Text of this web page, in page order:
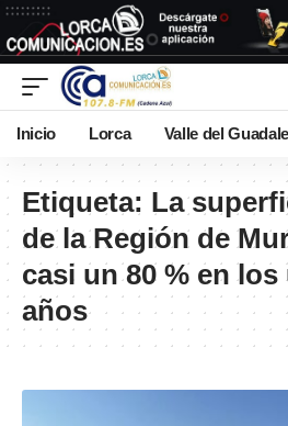
Inicio Lorca Valle del
Etiqueta: La
de la Región de
casi un 80 % en
años